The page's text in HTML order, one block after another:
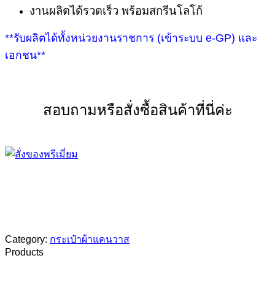
งานผลิตได้รวดเร็ว พร้อมสกรีนโลโก้
**รับผลิตได้ทั้งหน่วยงานราชการ (เข้าระบบ e-GP) และ
เอกชน**
สอบถามหรือสั่งซื้อสินค้าที่นี่ค่ะ
Category: กระเป๋าผ้าแคนวาส
Products